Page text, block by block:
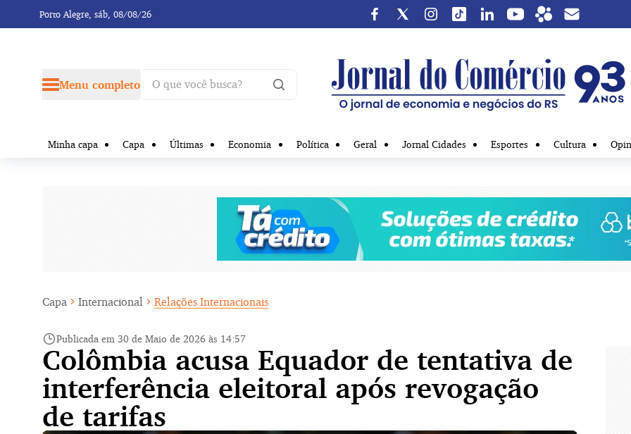
Porto Alegre, sáb, 08/08/26
Menu completo
Minha capa Capa Últimas Economia Política Geral Jornal Cidades Esportes Cultura
Capa Internacional Relações Internacionais
Publicada em 30 de Maio de 2026 às 14:57
Colômbia acusa Equador de tentativa de
interferência eleitoral após revogação
de tarifas